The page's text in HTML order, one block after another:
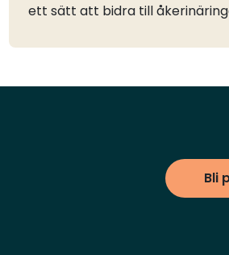
ett sätt att bidra till
erfarenhet och kunskap förs
framtida
blivit en viktig del av arbetet.–
både gymnasieelever och
Bli